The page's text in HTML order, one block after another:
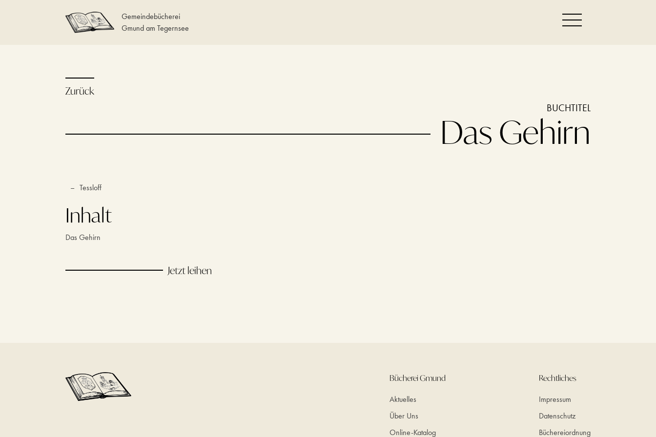
Gemeindebücherei
Gmund am Tegernsee
Zurück
BUCHTITEL
Das Gehirn
– Tessloff
Inhalt
Das Gehirn
Jetzt leihen
Bücherei Gmund
Aktuelles
Über Uns
Online-Katalog
Rechtliches
Impressum
Datenschutz
Büchereiordnung